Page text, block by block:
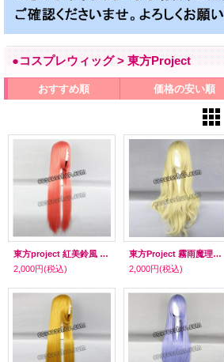
●コスプレウィッグ > 東方Project
おすすめ順 価格の安い順
東方project 紅美鈴風 ほんめいりん 神楽風 コスプレウィッグ
2,000円(税込)
東方Project 霧雨魔理沙風 夏目友人帳 笹舟 ささふね コスプレウィッグ
2,000円(税込)